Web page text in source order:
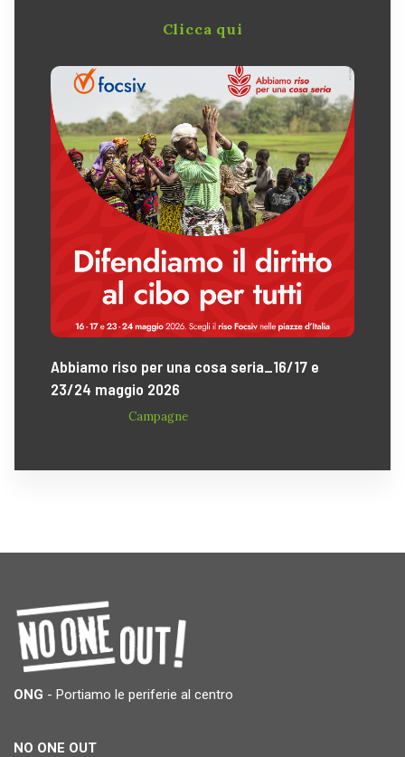
Clicca qui
Abbiamo riso per una cosa seria_16/17 e
23/24 maggio 2026
Campagne
ONG - Portiamo le periferie al centro
NO ONE OUT